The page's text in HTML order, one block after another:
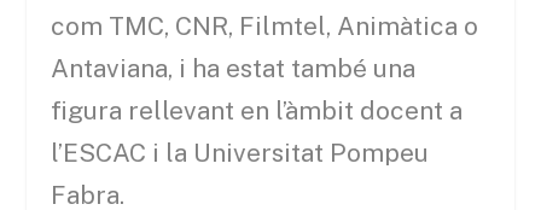
com TMC, CNR, Filmtel, Animàtica o
Antaviana, i ha estat també una
figura rellevant en l’àmbit docent a
l’ESCAC i la Universitat Pompeu
Fabra.